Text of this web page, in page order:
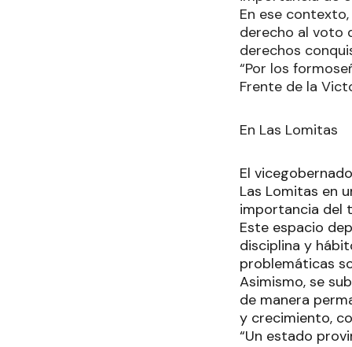
En ese
derecho al voto
derechos
“Por los
Frente de la
En Las Lomitas
El
Las Lomitas en
importancia del
Este espacio
disciplina y
problemáticas
Asimismo, se
de manera
y crecimiento,
“Un estado